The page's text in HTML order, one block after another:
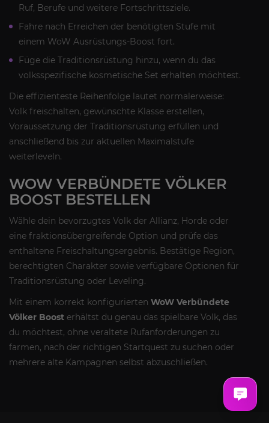
Ruf, Berufe und weitere Fortschrittsziele.
Fahre nach Erreichen der benötigten Stufe mit
einem WoW Ausrüstungs-Boost fort.
Füge die Traditionsrüstung hinzu, wenn du das
volksspezifische kosmetische Set erhalten möchtest.
Die effizienteste Reihenfolge lautet normalerweise:
Volk freischalten, gewünschte Klasse erstellen,
Voraussetzung der Traditionsrüstung erfüllen und
anschließend bis zur aktuellen Maximalstufe
weiterleveln.
WOW VERBÜNDETE VÖLKER
BOOST BESTELLEN
Wähle dein bevorzugtes Volk der Allianz, Horde oder
eine fraktionsübergreifende Option und prüfe das
enthaltene Freischaltungsergebnis. Bestätige Region,
berechtigten Charakter sowie verfügbare Optionen für
Traditionsrüstung oder Leveling.
Mit einem korrekt konfigurierten WoW Verbündete
Völker Boost erhältst du genau das spielbare Volk, das
du möchtest, ohne veraltete Rufanforderungen zu
farmen, nach der richtigen Startquest zu suchen oder
mehrere alte Kampagnen selbst abzuschließen.